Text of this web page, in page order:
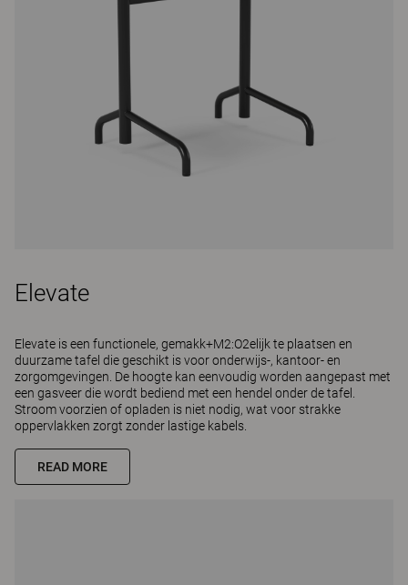
Elevate
Elevate is een functionele, gemakk+M2:O2elijk te plaatsen en
duurzame tafel die geschikt is voor onderwijs-, kantoor- en
zorgomgevingen. De hoogte kan eenvoudig worden aangepast met
een gasveer die wordt bediend met een hendel onder de tafel.
Stroom voorzien of opladen is niet nodig, wat voor strakke
oppervlakken zorgt zonder lastige kabels.
READ MORE